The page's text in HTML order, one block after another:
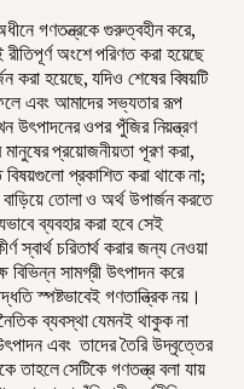
গণতন্ত্রকে গুরুত্বহীন করে,
অংশে পরিণত করা হয়েছে
করা হয়েছে, যদিও শেষের বিষয়টি
এবং আমাদের সভ্যতার রূপ
উৎপাদনের ওপর পুঁজির নিয়ন্ত্রণ
প্রয়োজনীয়তা পূরণ করা,
প্রকাশিত করা থাকে না;
তোলা ও অর্থ উপার্জন করতে
ব্যবহার করা হবে সেই
স্বার্থ চরিতার্থ করার জন্য নেওয়া
সামগ্রী উৎপাদন করে
স্পষ্টভাবেই গণতান্ত্রিক নয়।
ব্যবস্থা যেমনই থাকুক না
এবং তাদের তৈরি উদ্বৃত্তের
তাহলে সেটিকে গণতন্ত্র বলা যায়